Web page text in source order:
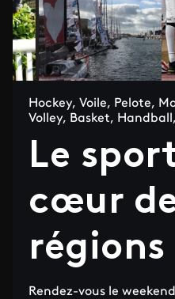
Hockey, Voile, Pelote,
Volley, Basket,
Le
cœur
régions
Rendez-vous le